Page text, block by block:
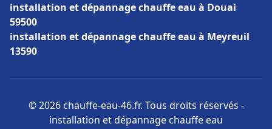
installation et dépannage chauffe eau à Douai
59500
installation et dépannage chauffe eau à Meyreuil
13590
© 2026 chauffe-eau-46.fr. Tous droits réservés -
installation et dépannage chauffe eau